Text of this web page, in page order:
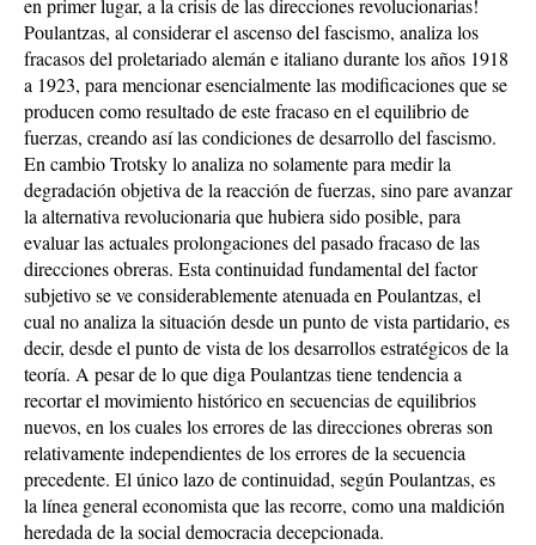
en primer lugar, a la crisis de las direcciones revolucionarias!
Poulantzas, al considerar el ascenso del fascismo, analiza los
fracasos del proletariado alemán e italiano durante los años 1918
a 1923, para mencionar esencialmente las modificaciones que se
producen como resultado de este fracaso en el equilibrio de
fuerzas, creando así las condiciones de desarrollo del fascismo.
En cambio Trotsky lo analiza no solamente para medir la
degradación objetiva de la reacción de fuerzas, sino pare avanzar
la alternativa revolucionaria que hubiera sido posible, para
evaluar las actuales prolongaciones del pasado fracaso de las
direcciones obreras. Esta continuidad fundamental del factor
subjetivo se ve considerablemente atenuada en Poulantzas, el
cual no analiza la situación desde un punto de vista partidario, es
decir, desde el punto de vista de los desarrollos estratégicos de la
teoría. A pesar de lo que diga Poulantzas tiene tendencia a
recortar el movimiento histórico en secuencias de equilibrios
nuevos, en los cuales los errores de las direcciones obreras son
relativamente independientes de los errores de la secuencia
precedente. El único lazo de continuidad, según Poulantzas, es
la línea general economista que las recorre, como una maldición
heredada de la social democracia decepcionada.